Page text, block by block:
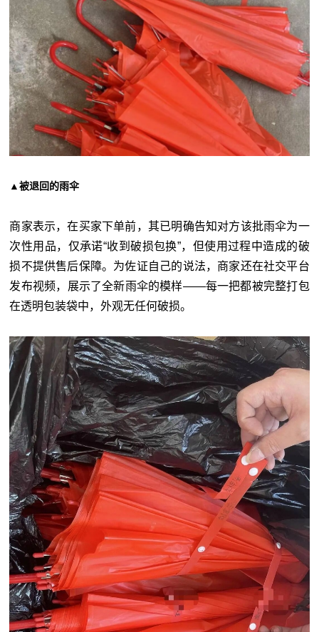
▲被退回的雨伞
商家表示，在买家下单前，其已明确告知对方该批雨伞为一
次性用品，仅承诺“收到破损包换”，但使用过程中造成的破
损不提供售后保障。为佐证自己的说法，商家还在社交平台
发布视频，展示了全新雨伞的模样——每一把都被完整打包
在透明包装袋中，外观无任何破损。